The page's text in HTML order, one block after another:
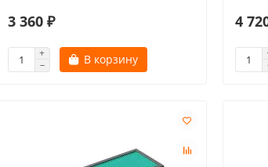
3 360 ₽
В корзину
4